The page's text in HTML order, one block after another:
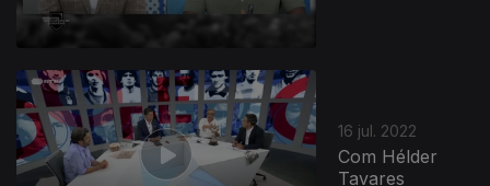
16 jul. 2022
Com Hélder
Tavares